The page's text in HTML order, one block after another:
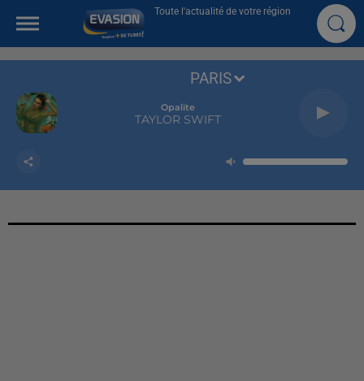
Toute l'actualité de votre région
Opalite
TAYLOR SWIFT
PARIS